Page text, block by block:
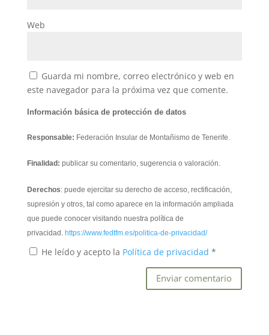
Web
Guarda mi nombre, correo electrónico y web en
este navegador para la próxima vez que comente.
Información básica de protección de datos
Responsable: Federación Insular de Montañismo de Tenerife.
Finalidad: publicar su comentario, sugerencia o valoración.
Derechos: puede ejercitar su derecho de acceso, rectificación,
supresión y otros, tal como aparece en la información ampliada
que puede conocer visitando nuestra política de
privacidad. https://www.fedtfm.es/politica-de-privacidad/
He leído y acepto la Política de privacidad *